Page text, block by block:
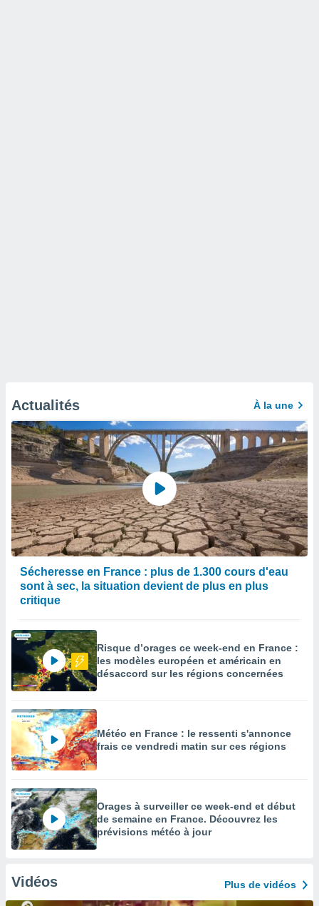
Actualités À la une
Sécheresse en France : plus de 1.300 cours d'eau
sont à sec, la situation devient de plus en plus
critique
Risque d’orages ce week-end en France :
les modèles européen et américain en
désaccord sur les régions concernées
Météo en France : le ressenti s'annonce
frais ce vendredi matin sur ces régions
Orages à surveiller ce week-end et début
de semaine en France. Découvrez les
prévisions météo à jour
Vidéos Plus de vidéos